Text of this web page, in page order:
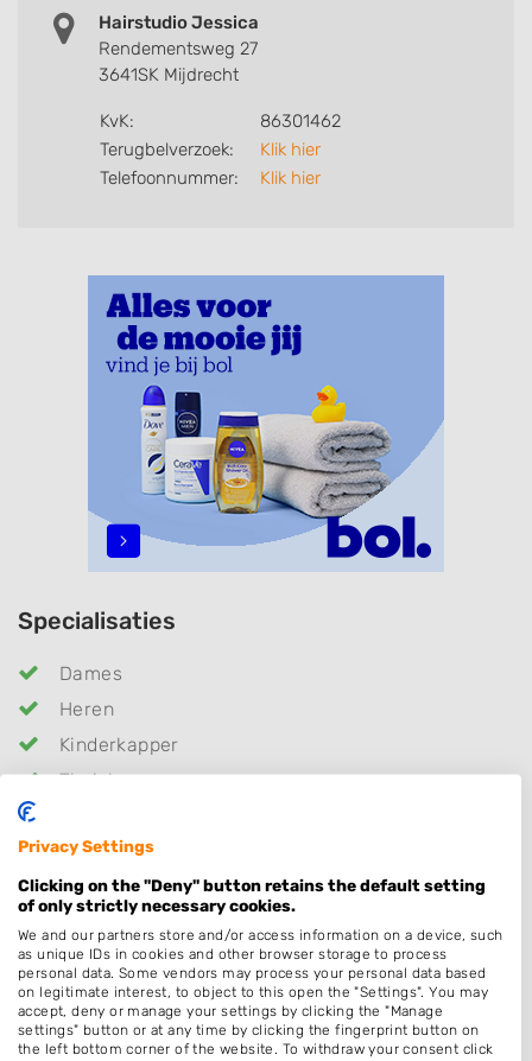
Hairstudio Jessica
Rendementsweg 27
3641SK Mijdrecht
KvK:
86301462
Terugbelverzoek:
Klik hier
Telefoonnummer:
Klik hier
Specialisaties
Dames
Heren
Kinderkapper
Thuiskapper
Bruidskapsel
Permanenten
Barber
Zonder Afspraak
Hairextensions
Epileren
Privacy Settings
Clicking on the "Deny" button retains the default setting
of only strictly necessary cookies.
We and our partners store and/or access information on a device, such
as unique IDs in cookies and other browser storage to process
personal data. Some vendors may process your personal data based
on legitimate interest, to object to this open the "Settings". You may
accept, deny or manage your settings by clicking the "Manage
settings" button or at any time by clicking the fingerprint button on
the left bottom corner of the website. To withdraw your consent click